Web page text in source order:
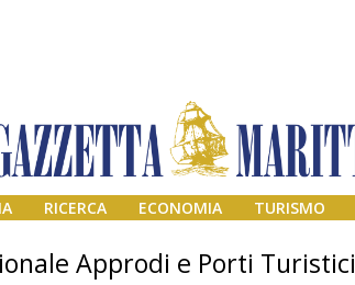
RICERCA ECONOMIA TURISMO
Approdi e Porti Turistici